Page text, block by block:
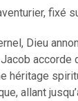
fixé
Dieu
accorde
héritage
allant